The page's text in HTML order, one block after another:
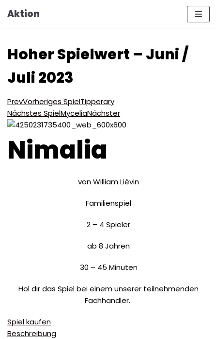
Zum
Aktion
Hoher Spielwert – Juni /
Juli 2023
PrevVorheriges SpielTipperary
Nächstes SpielMyceliaNächster
Nimalia
von William Lièvin
Familienspiel
2 – 4 Spieler
ab 8 Jahren
30 – 45 Minuten
Hol dir das Spiel bei einem unserer teilnehmenden
Fachhändler.
Spiel kaufen
Beschreibung